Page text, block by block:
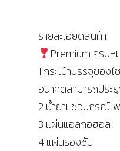
รายละเอียดสินค้า
Premium ครบ
1 กระเป๋าบรรจุของ
อนาคตสามารถประยุ
2 น้ำยาแช่อุปกรณ์เ
3 แผ่นแอลกอฮอล์
4 แผ่นรองซับ